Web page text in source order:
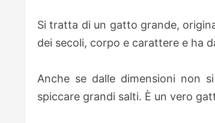
Si tratta di un gatto grande,
dei secoli, corpo e carattere e ha
Anche se dalle dimensioni non
spiccare grandi salti. È un vero